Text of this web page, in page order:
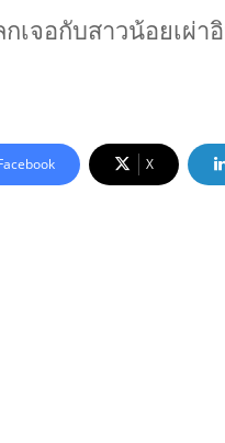
กเจอกับสาวน้อยเผ่
X